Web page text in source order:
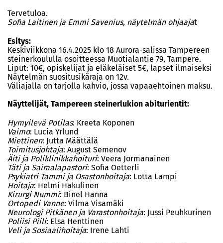
Tervetuloa.
Sofia Laitinen ja Emmi Savenius, näytelmän ohjaajat
Esitys:
Keskiviikkona 16.4.2025 klo 18 Aurora-salissa Tampereen
steinerkoululla osoitteessa Muotialantie 79, Tampere.
Liput: 10€, opiskelijat ja eläkeläiset 5€, lapset ilmaiseksi
Näytelmän suositusikäraja on 12v.
Väliajalla on tarjolla kahvio, jossa vapaaehtoinen maksu.
Näyttelijät, Tampereen steinerlukion abiturientit:
Hymyilevä Potilas: Kreeta Koponen
Vaimo: Lucia Yrlund
Miettinen: Jutta Määttälä
Toimitusjohtaja: August Semenov
Äiti ja Poliklinikkahoituri: Veera Jormanainen
Täti ja Sairaalapastori: Sofia Oetterli
Psykiatri Tammi ja Osastonhoitaja: Lotta Lampi
Hoitaja: Helmi Hakulinen
Kirurgi Nummi: Binel Hanna
Ortopedi Vanne: Vilma Visamäki
Neurologi Pitkänen ja Varastonhoitaja: Jussi Peuhkurinen
Poliisi Piili: Elsa Henttinen
Veli ja Sosiaalihoitaja: Irene Lahti